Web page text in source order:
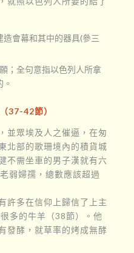
造會幕和其中的器具(參三
；全句意指以色列人所拿
37-42節）
並眾埃及人之催逼，在匆
北部的歌珊境內的積貨城
不需坐車的男子漢就有六
弱婦孺，總數應該超過
許多在信仰上歸信了上主
多的牛羊（38節）。他
發酵，就草率的烤成無酵